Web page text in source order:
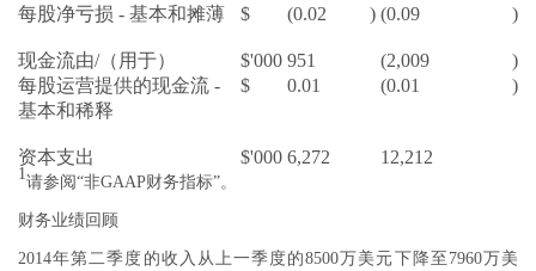
每股净亏损 - 基本和摊薄
$ (0.02 ) (0.09 )
现金流由/（用于） $'000 951 (2,009
)
每股运营提供的现金流 -
基本和稀释
$ 0.01 (0.01 )
资本支出 $'000 6,272 12,212
1 请参阅“非GAAP财务指标”。
财务业绩回顾
2014年第二季度的收入从上一季度的8500万美元下降至7960万美